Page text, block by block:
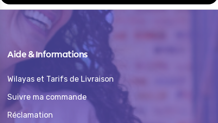
Aide & Informations
Wilayas et Tarifs de Livraison
Suivre ma commande
Réclamation